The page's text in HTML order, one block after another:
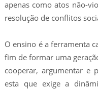
apenas como atos não-
resolução de conflitos
O ensino é a ferramenta
fim de formar uma
cooperar, argumentar e
esta que exige a